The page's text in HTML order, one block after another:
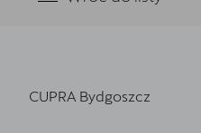
Samochody dostępne od ręki
CUPRA Bydgoszcz